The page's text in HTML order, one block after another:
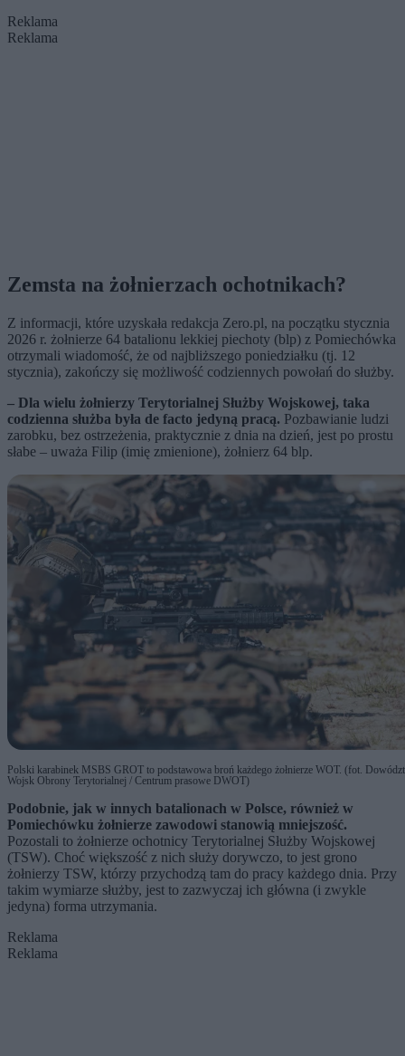
Reklama
Reklama
Zemsta na żołnierzach ochotnikach?
Z informacji, które uzyskała redakcja Zero.pl, na początku stycznia
2026 r. żołnierze 64 batalionu lekkiej piechoty (blp) z Pomiechówka
otrzymali wiadomość, że od najbliższego poniedziałku (tj. 12
stycznia), zakończy się możliwość codziennych powołań do służby.
– Dla wielu żołnierzy Terytorialnej Służby Wojskowej, taka
codzienna służba była de facto jedyną pracą. Pozbawianie ludzi
zarobku, bez ostrzeżenia, praktycznie z dnia na dzień, jest po prostu
słabe – uważa Filip (imię zmienione), żołnierz 64 blp.
Polski karabinek MSBS GROT to podstawowa broń każdego żołnierze WOT. (fot.
Wojsk Obrony Terytorialnej / Centrum prasowe DWOT)
Podobnie, jak w innych batalionach w Polsce, również w
Pomiechówku żołnierze zawodowi stanowią mniejszość.
Pozostali to żołnierze ochotnicy Terytorialnej Służby Wojskowej
(TSW). Choć większość z nich służy dorywczo, to jest grono
żołnierzy TSW, którzy przychodzą tam do pracy każdego dnia. Przy
takim wymiarze służby, jest to zazwyczaj ich główna (i zwykle
jedyna) forma utrzymania.
Reklama
Reklama